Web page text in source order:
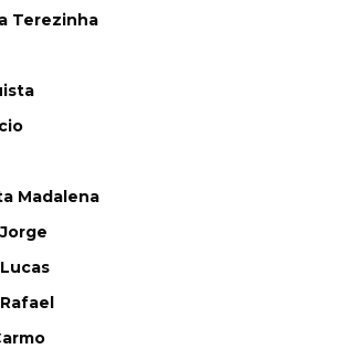
Terezinha
Madalena
Jorge
Lucas
Rafael